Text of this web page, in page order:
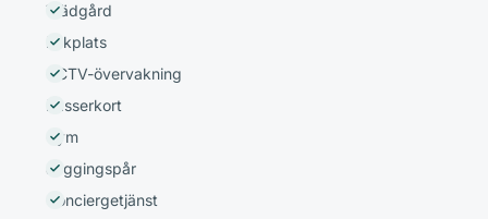
Trädgård
Lekplats
CCTV-övervakning
Passerkort
Gym
Joggingspår
Conciergetjänst